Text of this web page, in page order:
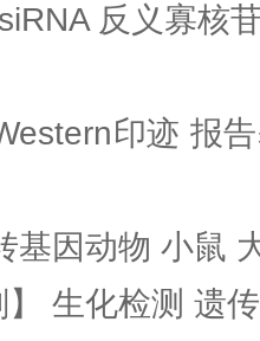
反义寡核
印迹 报
基因动物 小鼠
】 生化检测 遗